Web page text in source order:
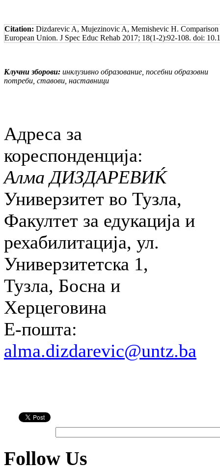
Citation: Dizdarevic A, Mujezinovic A, Memishevic H. Comparison
European Union. J Spec Educ Rehab 2017; 18(1-2):92-108. doi:
Клучни зборови: инклузивно образование, посебни образовни
потреби, ставови, наставници
Адреса за
кореспонденција:
Алма ДИЗДАРЕВИЌ
Универзитет во Тузла,
Факултет за едукација и
рехабилитација, ул.
Универзитетска 1,
Тузла, Босна и
Херцеговина
E-пошта:
alma.dizdarevic@untz.ba
Follow Us